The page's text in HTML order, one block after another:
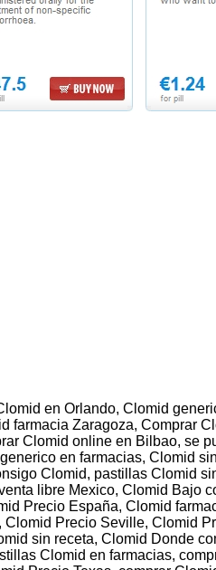
en Orlando, Clomid
farmacia Zaragoza, Comprar
Clomid online en Bilbao, se
en farmacias, Clomid
Clomid, pastillas Clomid
libre Mexico, Clomid Bajo
Precio España, Clomid
Precio Seville, Clomid
sin receta, Clomid Donde
Clomid en farmacias,